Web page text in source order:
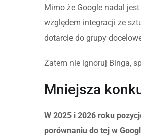
Mimo że Google nadal
względem integracji ze
dotarcie do grupy
Zatem nie ignoruj Binga,
Mniejsza
W 2025 i 2026 roku
porównaniu do tej w